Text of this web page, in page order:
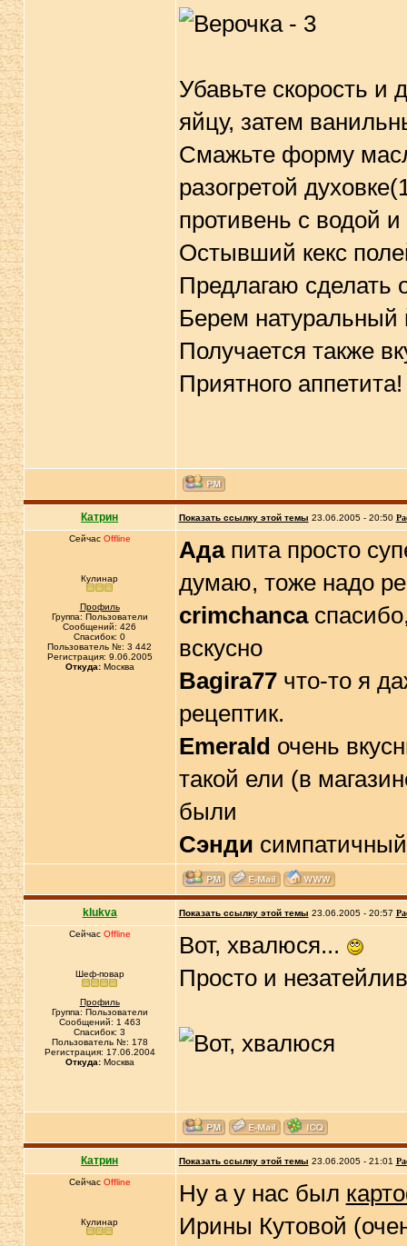
Убавьте скорость и
яйцу, затем
Смажьте форму
разогретой
противень с водой и
Остывший кекс
Предлагаю сделать
Берем натуральный
Получается также
Приятного аппетита!
Катрин Показать ссылку этой темы 23.06.2005 - 20:50
Сейчас Offline
Кулинар
Профиль
Группа: Пользователи
Сообщений: 426
Спасибок: 0
Пользователь №: 3 442
Регистрация: 9.06.2005
Откуда:Москва
Адапита просто
думаю, тоже надо
crimchanca
вскусно
Bagira77что-то я
рецептик.
Emerald очень
такой ели (в
были
Сэнди симпатичный
klukva Показать ссылку этой темы 23.06.2005 - 20:57
Сейчас Offline
Шеф-повар
Профиль
Группа: Пользователи
Сообщений: 1 463
Спасибок: 3
Пользователь №: 178
Регистрация: 17.06.2004
Откуда:Москва
Вот, хвалюся...
Просто и
Катрин Показать ссылку этой темы 23.06.2005 - 21:01
Сейчас Offline
Кулинар
Ну а у нас был
Ирины Кутовой